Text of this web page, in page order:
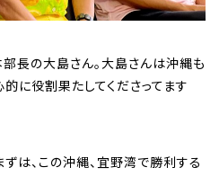
長の大島さん。大島さんは沖縄も
に役割果たしてくださってます
ずは、この沖縄、宜野湾で勝利する